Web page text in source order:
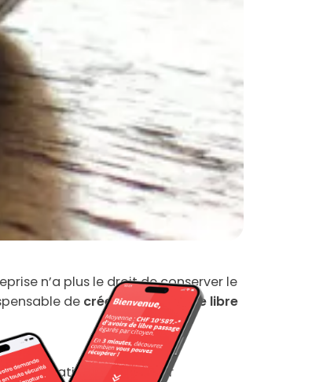
n’a plus le droit de conserver le
de créer une police de libre
cotisations versées par